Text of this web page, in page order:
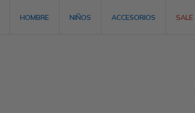
HOMBRE NIÑOS ACCESORIOS SALE